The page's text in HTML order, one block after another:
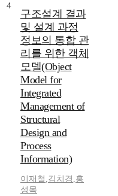
4
구조설계 결과
및 설계 과정
정보의 통합 관
리를 위한 객체
모델(Object
Model for
Integrated
Management of
Structural
Design and
Process
Information)
이재철 ,김치경 ,홍
성목